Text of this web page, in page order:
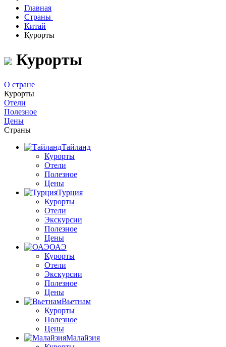
Главная
Страны
Китай
Курорты
Курорты
О стране
Курорты
Отели
Полезное
Цены
Страны
Тайланд
Курорты
Отели
Полезное
Цены
Турция
Курорты
Отели
Экскурсии
Полезное
Цены
ОАЭ
Курорты
Отели
Экскурсии
Полезное
Цены
Вьетнам
Курорты
Полезное
Цены
Малайзия